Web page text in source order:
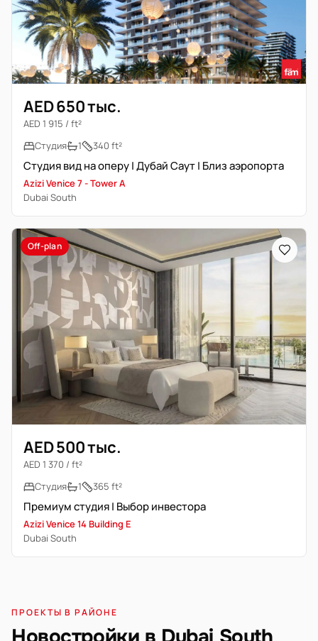
AED 650 тыс.
AED 1 915 / ft²
Студия
1 340 ft²
Студия вид на оперу | Дубай Саут | Близ аэропорта
Azizi Venice 7 - Tower A
Dubai South
Off-plan
AED 500 тыс.
AED 1 370 / ft²
Студия
1 365 ft²
Премиум студия | Выбор инвестора
Azizi Venice 14 Building E
Dubai South
ПРОЕКТЫ В РАЙОНЕ